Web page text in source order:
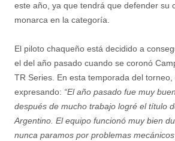
este año, ya que tendrá que defender su
monarca en la categoría.
El piloto chaqueño está decidido a
el del año pasado cuando se coronó
TR Series. En esta temporada del
expresando: “El año pasado fue muy
después de mucho trabajo logré el título
Argentino. El equipo funcionó muy bien
nunca paramos por problemas